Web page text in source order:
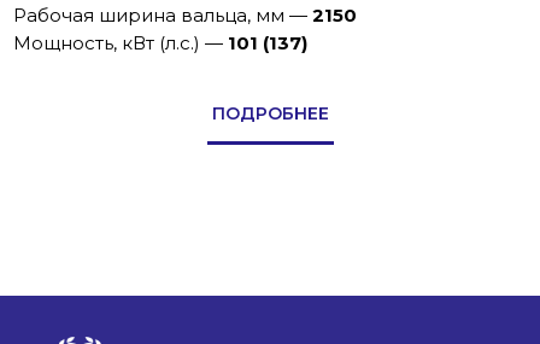
Рабочая ширина вальца, мм —2150
Мощность, кВт (л.с.) — 101 (137)
ПОДРОБНЕЕ